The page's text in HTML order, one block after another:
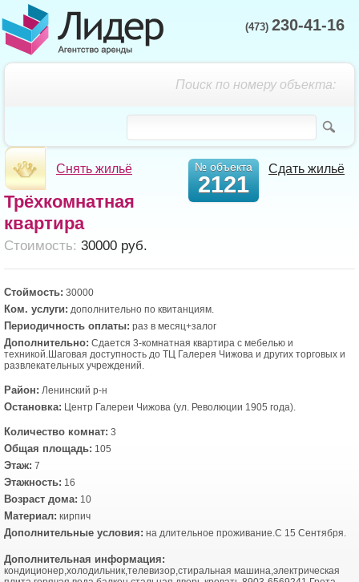
(473) 230-41-16
Поиск по номеру объекта:
Снять жильё Сдать жильё
№ объекта
2121
Трёхкомнатная
квартира
Cтоимость: 30000 руб.
Стоймость: 30000
Ком. услуги: дополнительно по квитанциям.
Периодичность оплаты: раз в месяц+залог
Дополнительно: Сдается 3-комнатная квартира с мебелью и
техникой.Шаговая доступность до ТЦ Галерея Чижова и других торговых и
развлекательных учреждений.
Район: Ленинский р-н
Остановка: Центр Галереи Чижова (ул. Революции 1905 года).
Количество комнат: 3
Общая площадь: 105
Этаж: 7
Этажность: 16
Возраст дома: 10
Материал: кирпич
Дополнительные условия: на длительное проживание.С 15 Сентября.
Дополнительная информация:
кондиционер,холодильник,телевизор,стиральная машина,электрическая